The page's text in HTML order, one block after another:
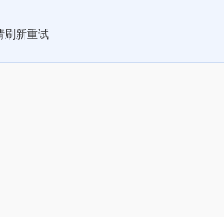
刷新重试